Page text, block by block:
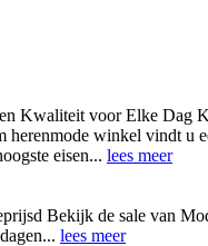
Kwaliteit voor Elke Dag
herenmode winkel vindt u
eisen... lees meer
Bekijk de sale van
lees meer